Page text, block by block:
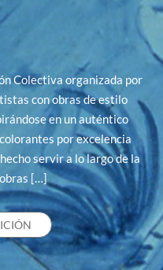
Colectiva organizada por
con obras de estilo
en un auténtico
por excelencia
servir a lo largo de la
[…]